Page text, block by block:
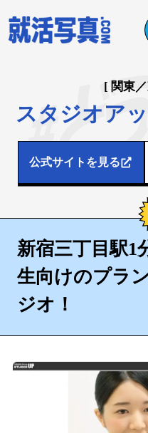
[ 関東
スタジオア
公式サイトを見る
新宿三丁目駅1
生向けのプラ
ジオ！